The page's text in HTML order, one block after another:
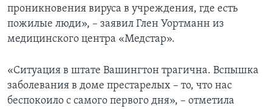
проникновения вируса в учреждения, где есть
пожилые люди», – заявил Глен Уортманн из
медицинского центра «Медстар».
«Ситуация в штате Вашингтон трагична. Вспышка
заболевания в доме престарелых – то, что нас
беспокоило с самого первого дня», – отметила